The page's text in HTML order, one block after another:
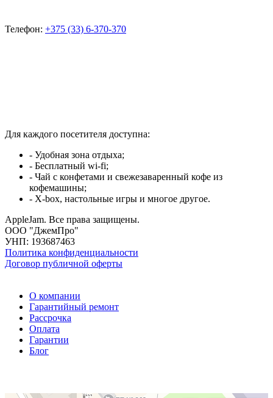
Телефон: +375 (33) 6-370-370
Для каждого посетителя доступна:
- Удобная зона отдыха;
- Бесплатный wi-fi;
- Чай с конфетами и свежезаваренный кофе из
кофемашины;
- X-box, настольные игры и многое другое.
AppleJam. Все права защищены.
ООО "ДжемПро"
УНП: 193687463
Политика конфиденциальности
Договор публичной оферты
О компании
Гарантийный ремонт
Рассрочка
Оплата
Гарантии
Блог